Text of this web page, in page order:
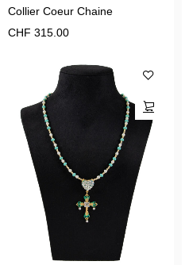
Collier Coeur Chaine
CHF 315.00